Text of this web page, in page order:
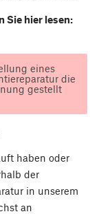
Sie hier lesen:
eines
die
gestellt
haben oder
der
in unserem
an